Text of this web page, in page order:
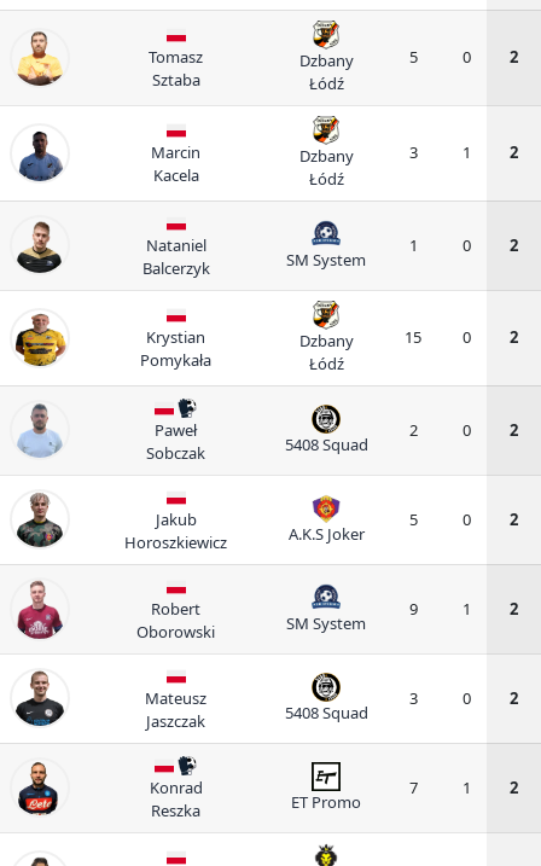
Tomasz
Sztaba
Dzbany
Łódź
5 0 2
Marcin
Kacela
Dzbany
Łódź
3 1 2
Nataniel
Balcerzyk
SM System
1 0 2
Krystian
Pomykała
Dzbany
Łódź
15 0 2
Paweł
Sobczak
5408 Squad
2 0 2
Jakub
Horoszkiewicz
A.K.S Joker
5 0 2
Robert
Oborowski
SM System
9 1 2
Mateusz
Jaszczak
5408 Squad
3 0 2
Konrad
Reszka
ET Promo
7 1 2